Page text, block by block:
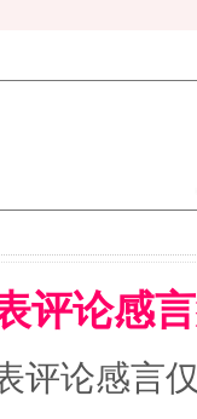
评论感
评论感言